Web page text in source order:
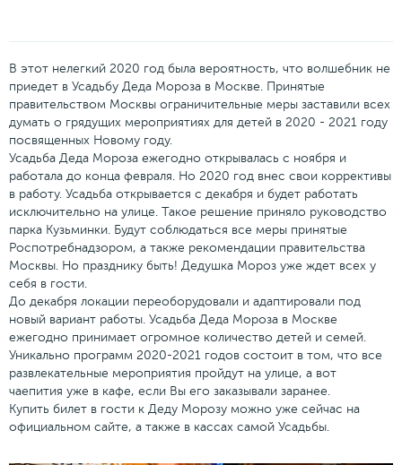
В этот нелегкий 2020 год была вероятность, что волшебник не
приедет в Усадьбу Деда Мороза в Москве. Принятые
правительством Москвы ограничительные меры заставили всех
думать о грядущих мероприятиях для детей в 2020 - 2021 году
посвященных Новому году.
Усадьба Деда Мороза ежегодно открывалась с ноября и
работала до конца февраля. Но 2020 год внес свои коррективы
в работу. Усадьба открывается с декабря и будет работать
исключительно на улице. Такое решение приняло руководство
парка Кузьминки. Будут соблюдаться все меры принятые
Роспотребнадзором, а также рекомендации правительства
Москвы. Но празднику быть! Дедушка Мороз уже ждет всех у
себя в гости.
До декабря локации переоборудовали и адаптировали под
новый вариант работы. Усадьба Деда Мороза в Москве
ежегодно принимает огромное количество детей и семей.
Уникально программ 2020-2021 годов состоит в том, что все
развлекательные мероприятия пройдут на улице, а вот
чаепития уже в кафе, если Вы его заказывали заранее.
Купить билет в гости к Деду Морозу можно уже сейчас на
официальном сайте, а также в кассах самой Усадьбы.